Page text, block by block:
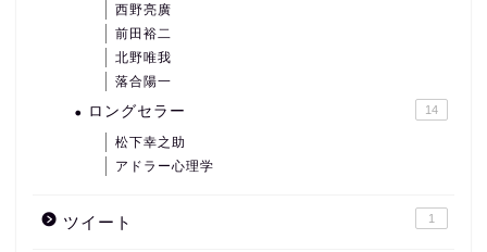
西野亮廣
前田裕二
北野唯我
落合陽一
ロングセラー 14
松下幸之助
アドラー心理学
ツイート 1